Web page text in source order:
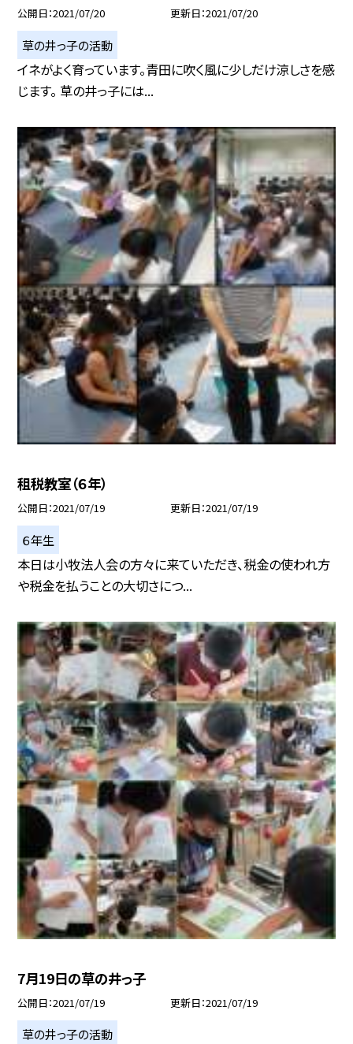
公開日 2021/07/20 更新日 2021/07/20
草の井っ子の活動
イネがよく育っています。青田に吹く風に少しだけ涼しさを感
じます。 草の井っ子には...
租税教室（６年）
公開日 2021/07/19 更新日 2021/07/19
６年生
本日は小牧法人会の方々に来ていただき、税金の使われ方
や税金を払うことの大切さにつ...
7月19日の草の井っ子
公開日 2021/07/19 更新日 2021/07/19
草の井っ子の活動